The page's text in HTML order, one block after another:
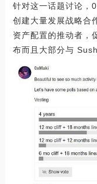
针对这一话题讨论，
创建大量发展战略合
资产配置的推动者，
布而且大部分与